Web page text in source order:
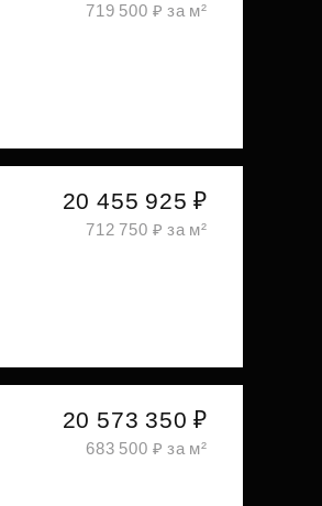
719 500 ₽ за м²
20 455 925 ₽
712 750 ₽ за м²
20 573 350 ₽
683 500 ₽ за м²